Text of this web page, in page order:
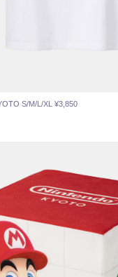
S/M/L/XL ¥3,850